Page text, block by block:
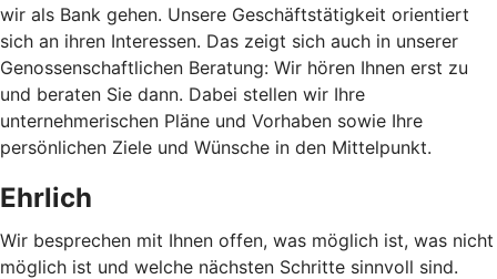
wir als Bank gehen. Unsere Geschäftstätigkeit orientiert
sich an ihren Interessen. Das zeigt sich auch in unserer
Genossenschaftlichen Beratung: Wir hören Ihnen erst zu
und beraten Sie dann. Dabei stellen wir Ihre
unternehmerischen Pläne und Vorhaben sowie Ihre
persönlichen Ziele und Wünsche in den Mittelpunkt.
Ehrlich
Wir besprechen mit Ihnen offen, was möglich ist, was nicht
möglich ist und welche nächsten Schritte sinnvoll sind.